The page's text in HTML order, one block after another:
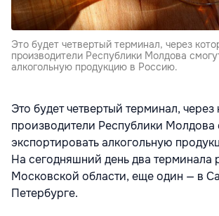
Это будет четвертый терминал, через
производители Республики Молдова
алкогольную продукцию в Россию.
Это будет четвертый терминал, через
производители Республики Молдова
экспортировать алкогольную
На сегодняшний день два терминала
Московской области, еще один — в
Петербурге.